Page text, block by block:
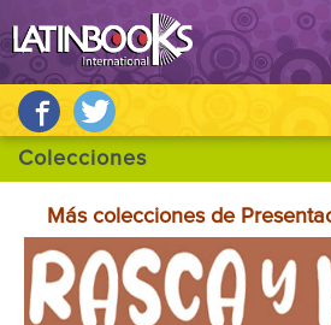
Más colecciones de